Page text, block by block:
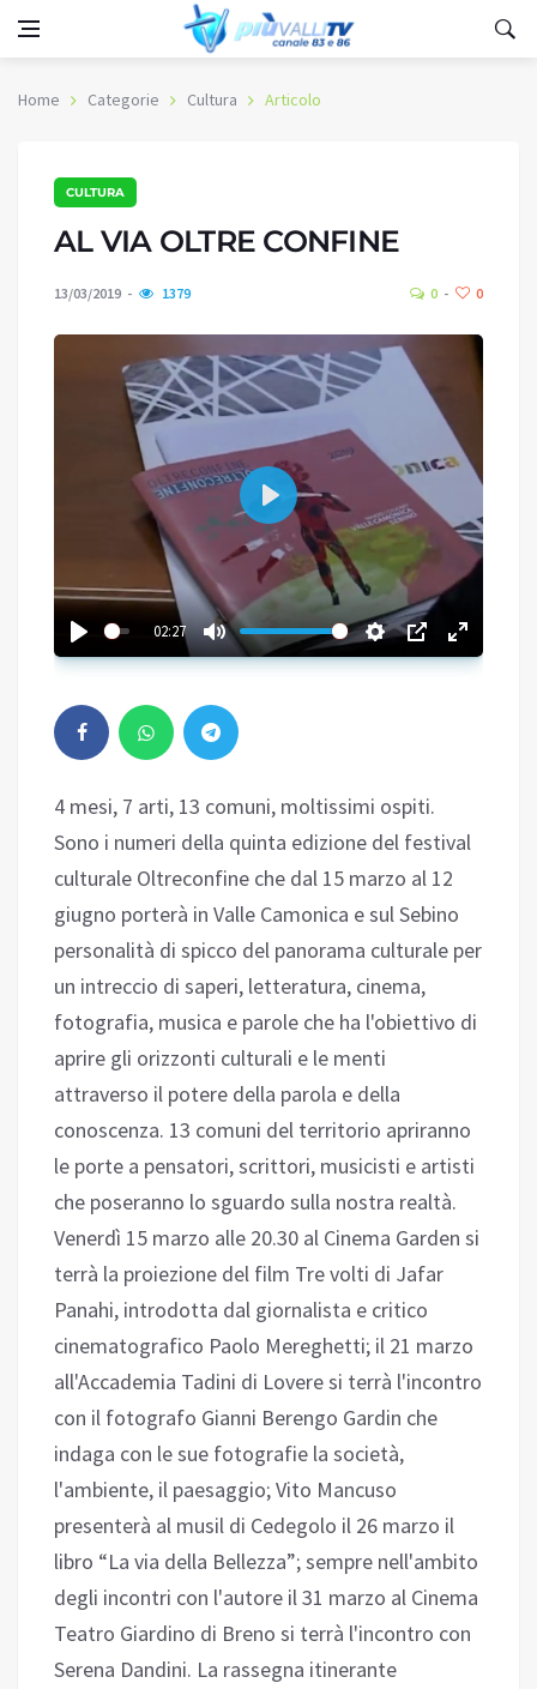
Home Categorie Cultura Articolo
CULTURA
AL VIA OLTRE CONFINE
13/03/2019 1379 0 0
02:27
Play
4 mesi, 7 arti, 13 comuni, moltissimi ospiti.
Sono i numeri della quinta edizione del festival
culturale Oltreconfine che dal 15 marzo al 12
giugno porterà in Valle Camonica e sul Sebino
personalità di spicco del panorama culturale per
un intreccio di saperi, letteratura, cinema,
fotografia, musica e parole che ha l'obiettivo di
aprire gli orizzonti culturali e le menti
attraverso il potere della parola e della
conoscenza. 13 comuni del territorio apriranno
le porte a pensatori, scrittori, musicisti e artisti
che poseranno lo sguardo sulla nostra realtà.
Venerdì 15 marzo alle 20.30 al Cinema Garden si
terrà la proiezione del film Tre volti di Jafar
Panahi, introdotta dal giornalista e critico
cinematografico Paolo Mereghetti; il 21 marzo
all'Accademia Tadini di Lovere si terrà l'incontro
con il fotografo Gianni Berengo Gardin che
indaga con le sue fotografie la società,
l'ambiente, il paesaggio; Vito Mancuso
presenterà al musil di Cedegolo il 26 marzo il
libro “La via della Bellezza”; sempre nell'ambito
degli incontri con l'autore il 31 marzo al Cinema
Teatro Giardino di Breno si terrà l'incontro con
Serena Dandini. La rassegna itinerante